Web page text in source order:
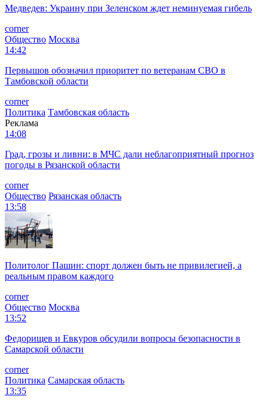
Медведев: Украину при Зеленском ждет неминуемая гибель
corner
Общество Москва
14:42
Первышов обозначил приоритет по ветеранам СВО в
Тамбовской области
corner
Политика Тамбовская область
Реклама
14:08
Град, грозы и ливни: в МЧС дали неблагоприятный прогноз
погоды в Рязанской области
corner
Общество Рязанская область
13:58
Политолог Пашин: спорт должен быть не привилегией, а
реальным правом каждого
corner
Общество Москва
13:52
Федорищев и Евкуров обсудили вопросы безопасности в
Самарской области
corner
Политика Самарская область
13:35